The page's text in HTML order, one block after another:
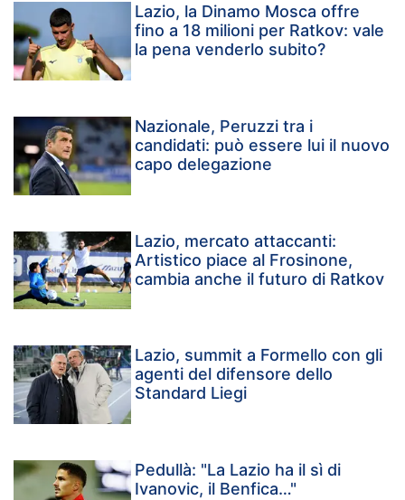
Lazio, la Dinamo Mosca offre
fino a 18 milioni per Ratkov: vale
la pena venderlo subito?
Nazionale, Peruzzi tra i
candidati: può essere lui il nuovo
capo delegazione
Lazio, mercato attaccanti:
Artistico piace al Frosinone,
cambia anche il futuro di Ratkov
Lazio, summit a Formello con gli
agenti del difensore dello
Standard Liegi
Pedullà: "La Lazio ha il sì di
Ivanovic, il Benfica…"